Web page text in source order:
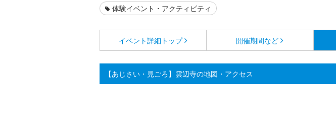
体験イベント・アクティビティ
イベント詳細 トップ 開催期間など
【あじさい・見ごろ】雲辺寺の地図・アクセス